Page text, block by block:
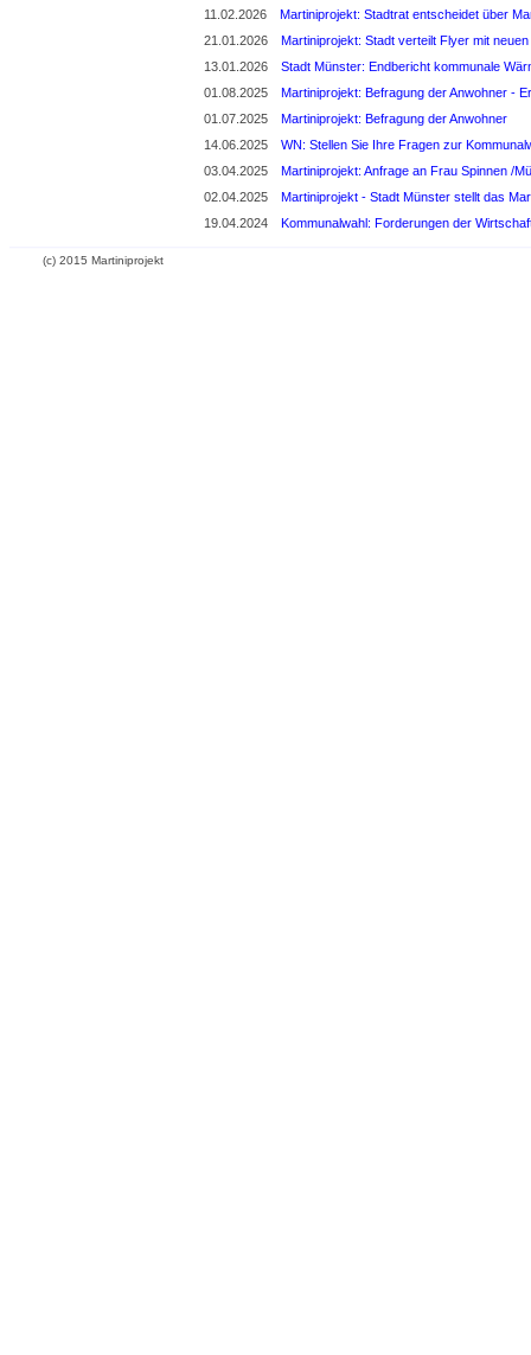
11.02.2026
Martiniprojekt: Stadtrat entscheidet über
21.01.2026
Martiniprojekt: Stadt verteilt Flyer mit
13.01.2026
Stadt Münster: Endbericht kommunale
01.08.2025
Martiniprojekt: Befragung der Anwohner -
01.07.2025
Martiniprojekt: Befragung der Anwohner
14.06.2025
WN: Stellen Sie Ihre Fragen zur
03.04.2025
Martiniprojekt: Anfrage an Frau Spinnen /
02.04.2025
Martiniprojekt - Stadt Münster stellt das
19.04.2024
Kommunalwahl: Forderungen der
(c) 2015 Martiniprojekt